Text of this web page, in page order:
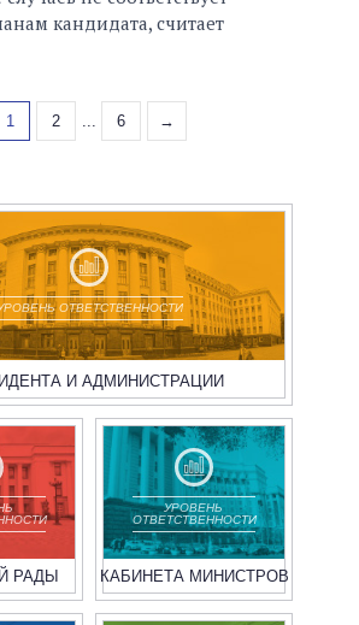
кандидата, считает
1 2 6 →
ОТВЕТСТВЕННОСТИ
И АДМИНИСТРАЦИИ
РАДЫ
УРОВЕНЬ
ОТВЕТСТВЕННОСТИ
КАБИНЕТА МИНИСТРОВ